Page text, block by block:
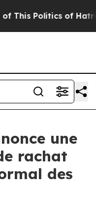
Politics of Hatred”
une
rachat
des